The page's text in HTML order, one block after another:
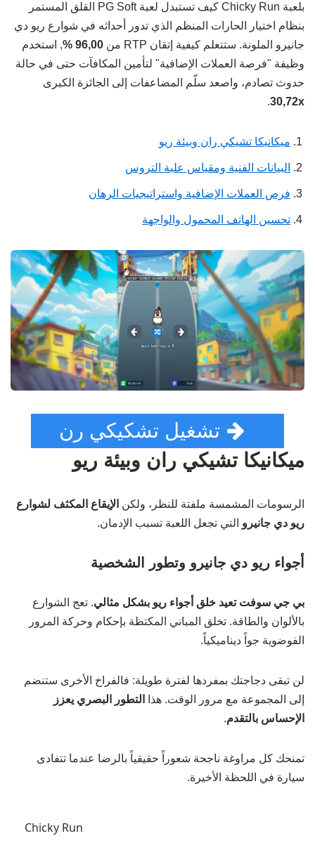
بلعبة Chicky Run كيف تستبدل لعبة PG Soft القلق المستمر
بنظام اختيار الحارات المنظم الذي تدور أحداثه في شوارع ريو دي
جانيرو الملونة. ستتعلم كيفية إتقان RTP من
96,00 %
, استخدم
وظيفة "فرصة العملات الإضافية" لتأمين المكافآت حتى في حالة
حدوث تصادم، واصعد سلّم المضاعفات إلى الجائزة الكبرى
30,72x
.
ميكانيكا تشيكي ران وبيئة ريو
البيانات الفنية ومقياس علبة التروس
فرص العملات الإضافية واستراتيجيات الرهان
تحسين الهاتف المحمول والواجهة
ميكانيكا تشيكي ران وبيئة ريو
الرسومات المشمسة ملفتة للنظر، ولكن الإيقاع المكثف لشوارع
ريو دي جانيرو التي تجعل اللعبة تسبب الإدمان.
أجواء ريو دي جانيرو وتطور الشخصية
بي جي سوفت تعيد خلق أجواء ريو بشكل مثالي. تعج الشوارع
بالألوان والطاقة. تخلق المباني المكتظة بإحكام وحركة المرور
الفوضوية جواً ديناميكياً.
لن تبقى دجاجتك بمفردها لفترة طويلة: فالفراخ الأخرى ستنضم
إلى المجموعة مع مرور الوقت. هذا
التطور البصري يعزز
الإحساس بالتقدم.
تمنحك كل مراوغة ناجحة شعوراً حقيقياً بالرضا عندما تتفادى
سيارة في اللحظة الأخيرة.
Chicky Run